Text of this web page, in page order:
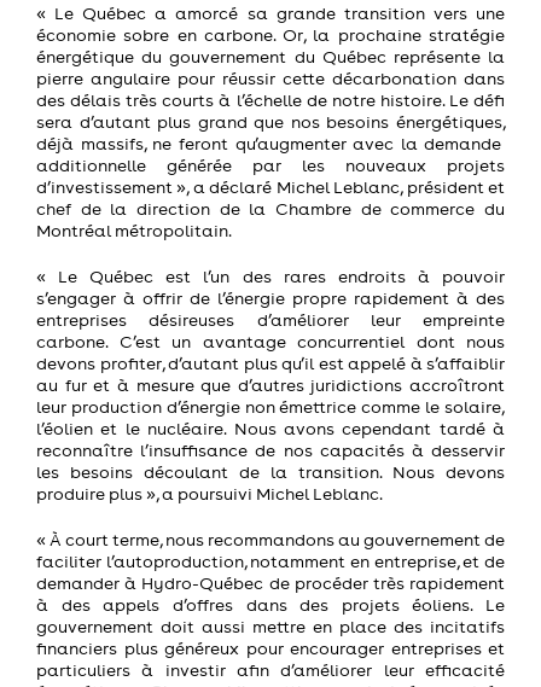
« Le Québeca amorcé sa grande transition vers une
économie sobre en carbone. Or, la prochaine stratégie
énergétique du gouvernement du Québec représente la
pierre angulaire pour réussir cette décarbonation dans
des délais très courts à l’échelle de notre histoire. Le défi
sera d’autant plus grand que nos besoins énergétiques,
déjà massifs, ne feront qu’augmenter avec la demande
additionnelle générée par les nouveaux projets
d’investissement », a déclaré Michel Leblanc, président et
chef de la direction de la Chambre de commerce du
Montréal métropolitain.
« Le Québec est l’un des rares endroits à pouvoir
s’engager à offrir de l’énergie propre rapidement à des
entreprises désireuses d’améliorer leur empreinte
carbone. C’est un avantage concurrentieldont nous
devons profiter, d’autant plus qu’il est appelé à s’affaiblir
au fur et à mesure que d’autres juridictions accroîtront
leur production d’énergie non émettrice comme le solaire,
l’éolien et le nucléaire. Nous avonscependant tardé à
reconnaître l’insuffisance de nos capacités à desservir
les besoins découlant de la transition. Nous devons
produire plus », a poursuivi Michel Leblanc.
« À court terme, nous recommandonsau gouvernement de
faciliter l’autoproduction,notamment en entreprise,et de
demander à Hydro-Québec de procéder très rapidement
à des appels d’offres dans des projets éoliens.
Le
gouvernement doit aussi mettre en place des incitatifs
financiers plus généreux pour encourager entreprises et
particuliers à investir afin d’améliorer leurefficacité